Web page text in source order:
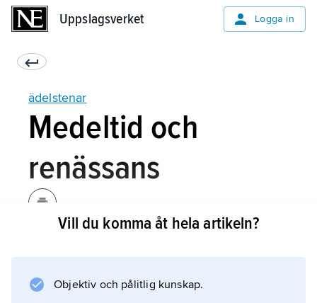
Uppslagsverket Logga in
ädelstenar
Medeltid och
renässans
ädelstenar. Ett berömt exempel är den
ungerska Stefanskronan, sammansatt på 1100-
Vill du komma åt hela artikeln?
Objektiv och pålitlig kunskap.